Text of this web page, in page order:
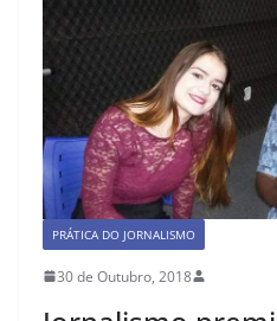
PRÁTICA DO JORNALISMO
30 de Outubro, 2018